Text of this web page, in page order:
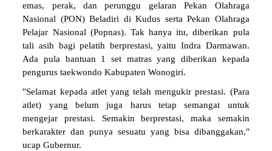
emas, perak, dan perunggu gelaran Pekan Olahraga
Nasional (PON) Beladiri di Kudus serta Pekan Olahraga
Pelajar Nasional (Popnas). Tak hanya itu, diberikan pula
tali asih bagi pelatih berprestasi, yaitu Indra Darmawan.
Ada pula bantuan 1 set matras yang diberikan kepada
pengurus taekwondo Kabupaten Wonogiri.
"Selamat kepada atlet yang telah mengukir prestasi. (Para
atlet) yang belum juga harus tetap semangat untuk
mengejar prestasi. Semakin berprestasi, maka semakin
berkarakter dan punya sesuatu yang bisa dibanggakan,"
ucap Gubernur.